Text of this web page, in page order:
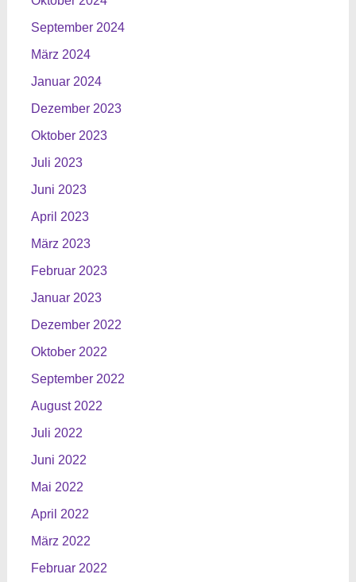
September 2024
März 2024
Januar 2024
Dezember 2023
Oktober 2023
Juli 2023
Juni 2023
April 2023
März 2023
Februar 2023
Januar 2023
Dezember 2022
Oktober 2022
September 2022
August 2022
Juli 2022
Juni 2022
Mai 2022
April 2022
März 2022
Februar 2022